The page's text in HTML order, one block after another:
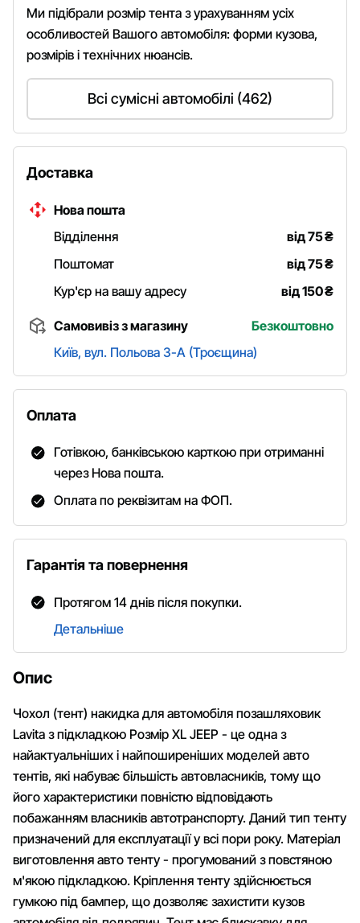
Опис
Чохол (тент) накидка для автомобіля позашляховик
Lavita з підкладкою Розмір XL JEEP - це одна з
найактуальніших і найпоширеніших моделей авто
тентів, які набуває більшість автовласників, тому що
його характеристики повністю відповідають
побажанням власників автотранспорту. Даний тип тенту
призначений для експлуатації у всі пори року. Матеріал
виготовлення авто тенту - прогумований з повстяною
м'якою підкладкою. Кріплення тенту здійснюється
гумкою під бампер, що дозволяє захистити кузов
Ми підібрали розмір тента з урахуванням усіх
особливостей Вашого автомобіля: форми кузова,
розмірів і технічних нюансів.
Всі сумісні автомобілі (462)
Доставка
Нова пошта
Відділення
від 75₴
Поштомат
від 75₴
Кур'єр на вашу адресу
від 150₴
Самовивіз з магазину
Безкоштовно
Київ, вул. Польова 3-А (Троєщина)
Оплата
Готівкою, банківською карткою при отриманні
через Нова пошта.
Оплата по реквізитам на ФОП.
Гарантія та повернення
Протягом 14 днів після покупки.
Детальніше